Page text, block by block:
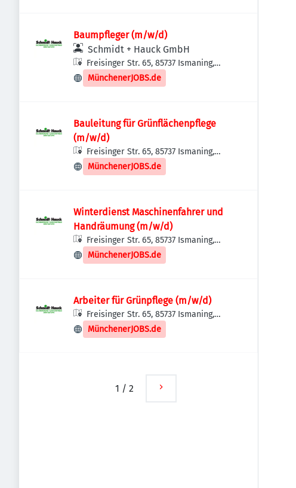
Baumpfleger (m/w/d)
Schmidt + Hauck GmbH
Freisinger Str. 65, 85737 Ismaning,
Deutschland
MünchenerJOBS.de
Bauleitung für Grünflächenpflege
(m/w/d)
Freisinger Str. 65, 85737 Ismaning,
Deutschland
MünchenerJOBS.de
Winterdienst Maschinenfahrer und
Handräumung (m/w/d)
Freisinger Str. 65, 85737 Ismaning,
Deutschland
MünchenerJOBS.de
Arbeiter für Grünpflege (m/w/d)
Freisinger Str. 65, 85737 Ismaning,
Deutschland
MünchenerJOBS.de
1 / 2